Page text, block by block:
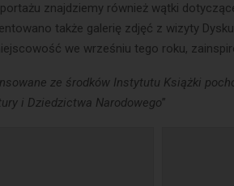
znajdziemy również wątki
także galerię zdjęć z wizyty
we wrześniu tego roku,
ze środków Instytutu Książki
i Dziedzictwa Narodowego”